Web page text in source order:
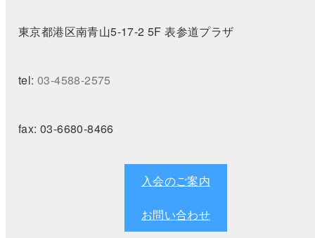
東京都港区南青山5-17-2 5F 表参道プラザ
tel: 03-4588-2575
fax: 03-6680-8466
入会のご案内
お問い合わせ